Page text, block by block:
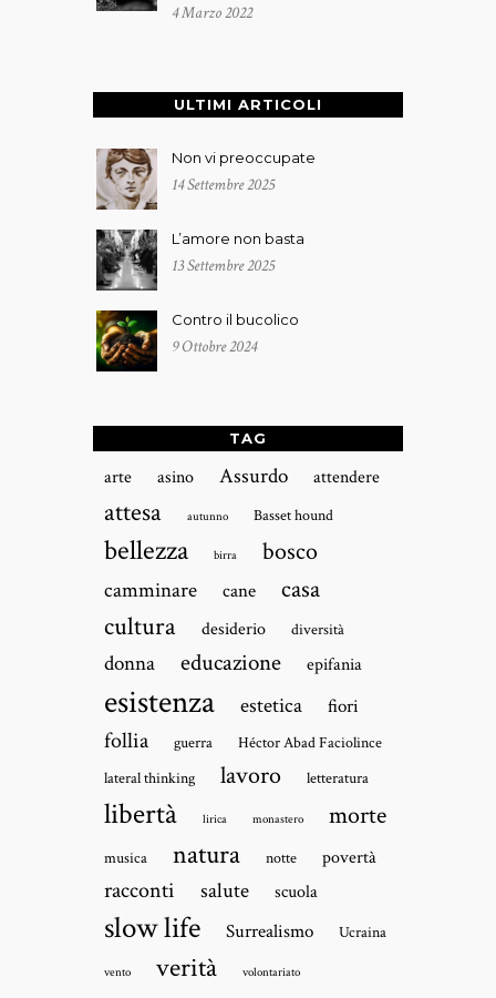
4 Marzo 2022
ULTIMI ARTICOLI
Non vi preoccupate
14 Settembre 2025
L’amore non basta
13 Settembre 2025
Contro il bucolico
9 Ottobre 2024
TAG
arte asino Assurdo attendere
attesa autunno Basset hound
bellezza birra bosco
camminare cane casa
cultura desiderio diversità
donna educazione epifania
esistenza estetica fiori
follia guerra
Héctor Abad Faciolince
lateral thinking
lavoro letteratura
libertà lirica monastero morte
musica natura notte povertà
racconti salute scuola
slow life Surrealismo Ucraina
vento verità volontariato